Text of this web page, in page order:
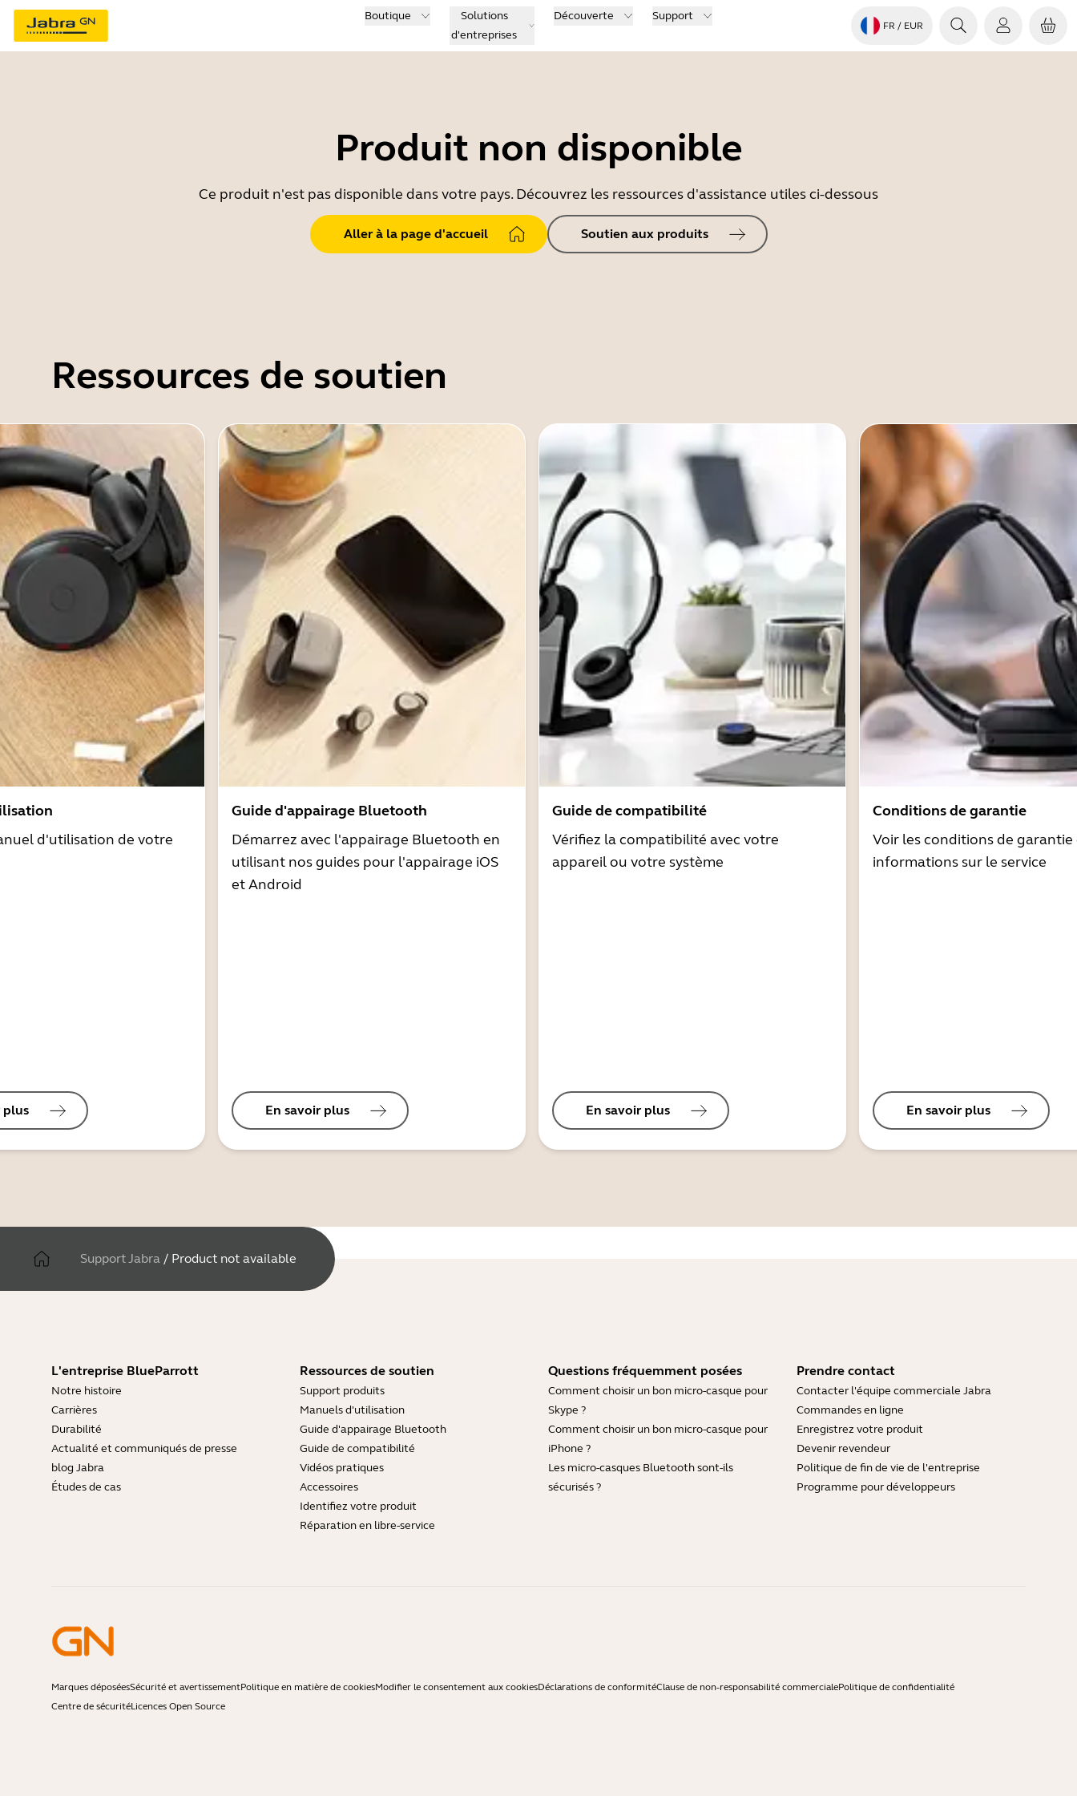
Boutique
Solutions
d'entreprises
Découverte Support
FR / EUR
Produit non disponible
Ce produit n'est pas disponible dans votre pays. Découvrez les ressources d'assistance utiles ci-dessous
Aller à la page d'accueil Soutien aux produits
Ressources de soutien
d'utilisation de votre
plus
Guide d'appairage Bluetooth
Démarrez avec l'appairage Bluetooth en
utilisant nos guides pour l'appairage iOS
et Android
En savoir plus
Guide de compatibilité
Vérifiez la compatibilité avec votre
appareil ou votre système
En savoir plus
Conditions de garantie
Voir les conditions de garantie
informations sur le service
En savoir plus
Support Jabra / Product not available
L'entreprise BlueParrott
Notre histoire
Carrières
Durabilité
Actualité et communiqués de presse
blog Jabra
Études de cas
Ressources de soutien
Support produits
Manuels d'utilisation
Guide d'appairage Bluetooth
Guide de compatibilité
Vidéos pratiques
Accessoires
Identifiez votre produit
Réparation en libre-service
Questions fréquemment posées
Comment choisir un bon micro-casque pour
Skype ?
Comment choisir un bon micro-casque pour
iPhone ?
Les micro-casques Bluetooth sont-ils
sécurisés ?
Prendre contact
Contacter l'équipe commerciale Jabra
Commandes en ligne
Enregistrez votre produit
Devenir revendeur
Politique de fin de vie de l'entreprise
Programme pour développeurs
Marques déposéesSécurité et avertissementPolitique en matière de cookiesModifier le consentement aux cookiesDéclarations de conformitéClause de non-responsabilité commercialePolitique de confidentialité
Centre de sécuritéLicences Open Source